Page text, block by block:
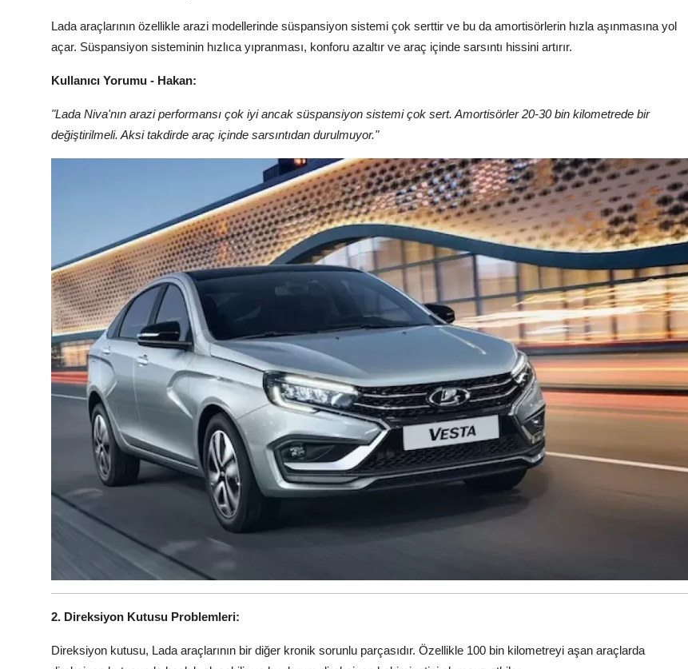
Lada araçlarının özellikle arazi modellerinde süspansiyon sistemi çok serttir ve bu da amortisörlerin hızla aşınmasına yol
açar. Süspansiyon sisteminin hızlıca yıpranması, konforu azaltır ve araç içinde sarsıntı hissini artırır.
Kullanıcı Yorumu - Hakan:
"Lada Niva'nın arazi performansı çok iyi ancak süspansiyon sistemi çok sert. Amortisörler 20-30 bin kilometrede bir
değiştirilmeli. Aksi takdirde araç içinde sarsıntıdan durulmuyor."
2. Direksiyon Kutusu Problemleri:
Direksiyon kutusu, Lada araçlarının bir diğer kronik sorunlu parçasıdır. Özellikle 100 bin kilometreyi aşan araçlarda